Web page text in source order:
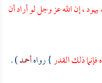
يهود، إن الله عز وجل لو أراد أن
ذلك القدر} رواهأحمد) .